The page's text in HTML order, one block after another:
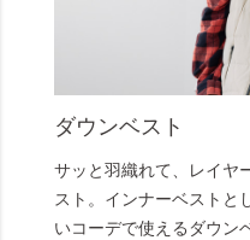
ダウンベスト
サッと羽織れて、レイヤ
スト。インナーベストと
いコーデで使えるダウン